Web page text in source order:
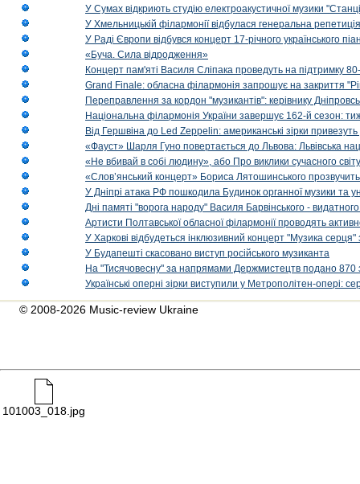
У Сумах відкриють студію електроакустичної музики
У Хмельницькій філармонії відбулася генеральна
У Раді Європи відбувся концерт 17-річного українського
«Буча. Сила відродження»
Концерт пам'яті Василя Сліпака проведуть на підтримку
Grand Finale: обласна філармонія запрошує на закриття
Переправлення за кордон "музикантів": керівнику
Національна філармонія України завершує 162-й сезон:
Від Гершвіна до Led Zeppelin: американські зірки
«Фауст» Шарля Гуно повертається до Львова: Львівська
«Не вбивай в собі людину», або Про виклики сучасного світу
«Слов’янський концерт» Бориса Лятошинського
У Дніпрі атака РФ пошкодила Будинок органної музики та
Дні памяті "ворога народу" Василя Барвінського -
Артисти Полтавської обласної філармонії проводять
У Харкові відбудеться інклюзивний концерт "Музика
У Будапешті скасовано виступ російського музиканта
На "Тисячовесну" за напрямами Держмистецтв подано 870
Українські оперні зірки виступили у Метрополітен-опері:
© 2008-2026 Music-review Ukraine
101003_018.jpg